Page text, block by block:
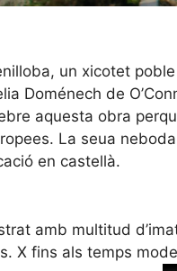
un xicotet
Doménech de
aquesta obra
La seua
en castellà.
amb multitud
X fins als temps